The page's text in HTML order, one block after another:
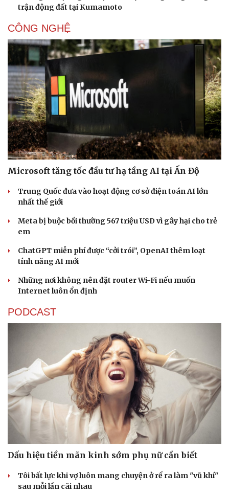
Văn hóa
Sân khấu - Điện ảnh
Âm nhạc
Di sản
Giải trí
Sao Việt
trận động đất tại Kumamoto
CÔNG NGHỆ
Microsoft tăng tốc đầu tư hạ tầng AI tại Ấn Độ
Trung Quốc đưa vào hoạt động cơ sở điện toán AI lớn
nhất thế giới
Meta bị buộc bồi thường 567 triệu USD vì gây hại cho trẻ
em
ChatGPT miễn phí được “cởi trói”, OpenAI thêm loạt
tính năng AI mới
Những nơi không nên đặt router Wi-Fi nếu muốn
Internet luôn ổn định
PODCAST
Dấu hiệu tiền mãn kinh sớm phụ nữ cần biết
Tôi bất lực khi vợ luôn mang chuyện ở rể ra làm "vũ khí"
sau mỗi lần cãi nhau